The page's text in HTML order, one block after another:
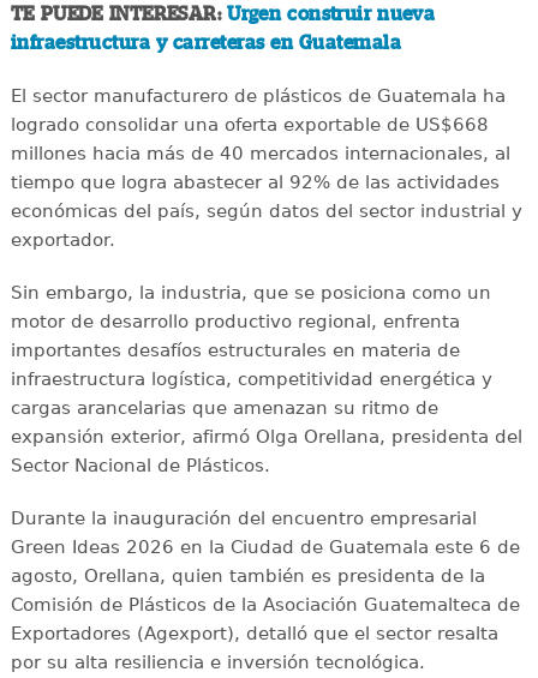
TE PUEDE INTERESAR:Urgen construir nueva
infraestructura y carreteras en Guatemala
El sector manufacturero de plásticos de Guatemala ha
logrado consolidar una oferta exportable de US$668
millones hacia más de 40 mercados internacionales, al
tiempo que logra abastecer al 92% de las actividades
económicas del país, según datos del sector industrial y
exportador.
Sin embargo, la industria, que se posiciona como un
motor de desarrollo productivo regional, enfrenta
importantes desafíos estructurales en materia de
infraestructura logística, competitividad energética y
cargas arancelarias que amenazan su ritmo de
expansión exterior, afirmó Olga Orellana, presidenta del
Sector Nacional de Plásticos.
Durante la inauguración del encuentro empresarial
Green Ideas 2026 en la Ciudad de Guatemala este 6 de
agosto, Orellana, quien también es presidenta de la
Comisión de Plásticos de la Asociación Guatemalteca de
Exportadores (Agexport), detalló que el sector resalta
por su alta resiliencia e inversión tecnológica.